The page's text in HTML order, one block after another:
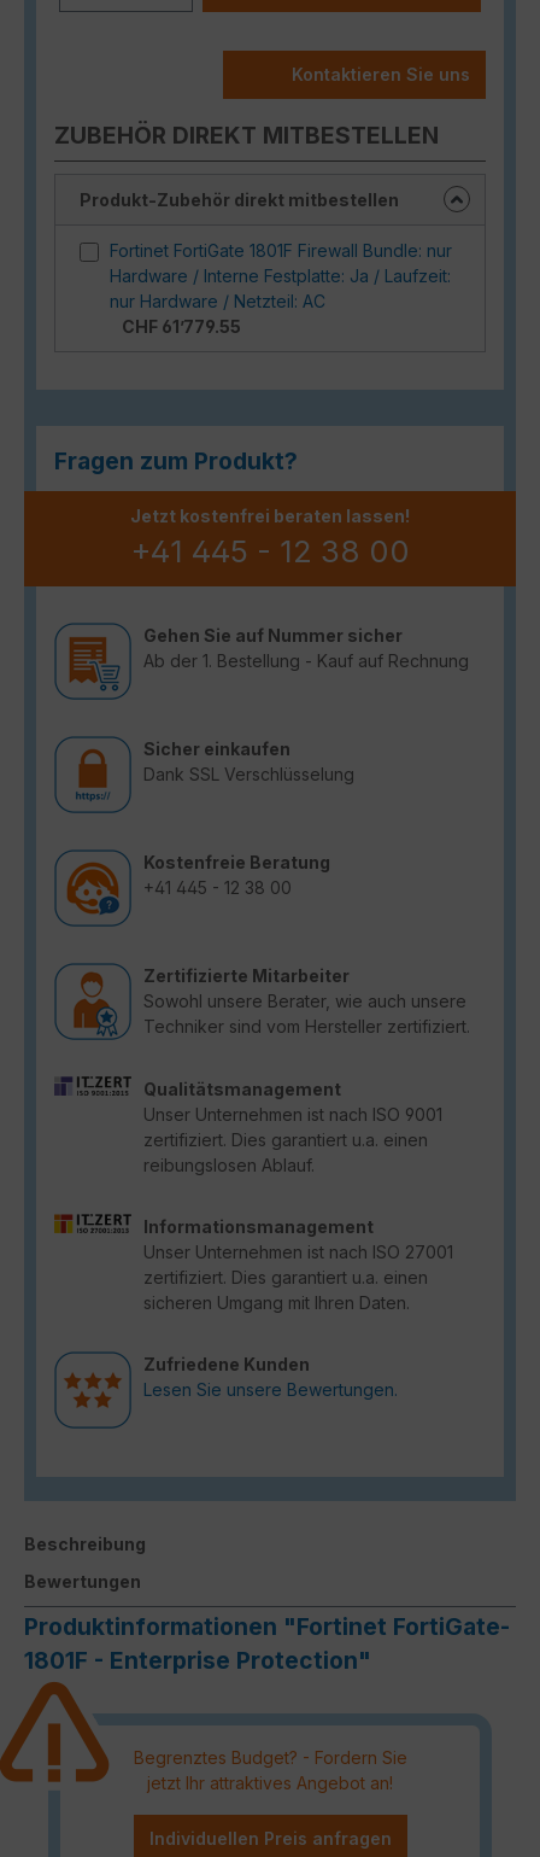
Kontaktieren Sie uns
ZUBEHÖR DIREKT MITBESTELLEN
Produkt-Zubehör direkt mitbestellen
Fortinet FortiGate 1801F Firewall Bundle: nur
Hardware / Interne Festplatte: Ja / Laufzeit:
nur Hardware / Netzteil: AC
CHF 61’779.55
Fragen zum Produkt?
Jetzt kostenfrei beraten lassen!
+41 445 - 12 38 00
Gehen Sie auf Nummer sicher
Ab der 1. Bestellung - Kauf auf Rechnung
Sicher einkaufen
Dank SSL Verschlüsselung
Kostenfreie Beratung
+41 445 - 12 38 00
Zertifizierte Mitarbeiter
Sowohl unsere Berater, wie auch unsere
Techniker sind vom Hersteller zertifiziert.
Qualitätsmanagement
Unser Unternehmen ist nach ISO 9001
zertifiziert. Dies garantiert u.a. einen
reibungslosen Ablauf.
Informationsmanagement
Unser Unternehmen ist nach ISO 27001
zertifiziert. Dies garantiert u.a. einen
sicheren Umgang mit Ihren Daten.
Zufriedene Kunden
Lesen Sie unsere Bewertungen.
Beschreibung
Bewertungen
Produktinformationen "Fortinet FortiGate-
1801F - Enterprise Protection"
Begrenztes Budget? - Fordern Sie
jetzt Ihr attraktives Angebot an!
Individuellen Preis anfragen